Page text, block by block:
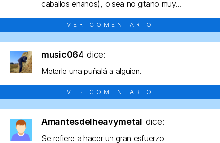
caballos enanos), o sea no gitano muy...
VER COMENTARIO
music064 dice:
Meterle una puñalá a alguien.
VER COMENTARIO
Amantesdelheavymetal dice:
Se refiere a hacer un gran esfuerzo